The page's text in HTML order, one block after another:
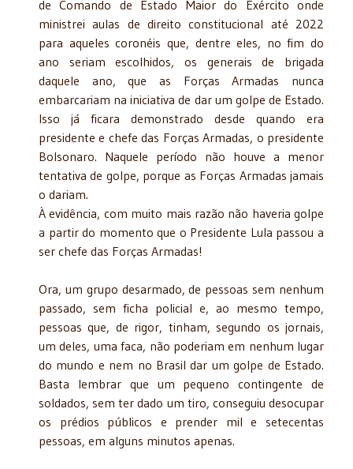
de Comando de Estado Maior do Exército onde
ministrei aulas de direito constitucional até 2022
para aqueles coronéis que, dentre eles, no fim do
ano seriam escolhidos, os generais de brigada
daquele ano, que as Forças Armadas nunca
embarcariam na iniciativa de dar um golpe de Estado.
Isso já ficara demonstrado desde quando era
presidente e chefe das Forças Armadas, o presidente
Bolsonaro. Naquele período não houve a menor
tentativa de golpe, porque as Forças Armadas jamais
o dariam.
À evidência, com muito mais razão não haveria golpe
a partir do momento que o Presidente Lula passou a
ser chefe das Forças Armadas!
Ora, um grupo desarmado, de pessoas sem nenhum
passado, sem ficha policial e, ao mesmo tempo,
pessoas que, de rigor, tinham, segundo os jornais,
um deles, uma faca, não poderiam em nenhum lugar
do mundo e nem no Brasil dar um golpe de Estado.
Basta lembrar que um pequeno contingente de
soldados, sem ter dado um tiro, conseguiu desocupar
os prédios públicos e prender mil e setecentas
pessoas, em alguns minutos apenas.